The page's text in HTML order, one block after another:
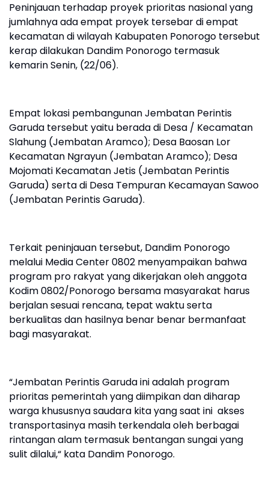
Peninjauan terhadap proyek prioritas nasional yang
jumlahnya ada empat proyek tersebar di empat
kecamatan di wilayah Kabupaten Ponorogo tersebut
kerap dilakukan Dandim Ponorogo termasuk
kemarin Senin, (22/06).
Empat lokasi pembangunan Jembatan Perintis
Garuda tersebut yaitu berada di Desa / Kecamatan
Slahung (Jembatan Aramco); Desa Baosan Lor
Kecamatan Ngrayun (Jembatan Aramco); Desa
Mojomati Kecamatan Jetis (Jembatan Perintis
Garuda) serta di Desa Tempuran Kecamayan Sawoo
(Jembatan Perintis Garuda).
Terkait peninjauan tersebut, Dandim Ponorogo
melalui Media Center 0802 menyampaikan bahwa
program pro rakyat yang dikerjakan oleh anggota
Kodim 0802/Ponorogo bersama masyarakat harus
berjalan sesuai rencana, tepat waktu serta
berkualitas dan hasilnya benar benar bermanfaat
bagi masyarakat.
“Jembatan Perintis Garuda ini adalah program
prioritas pemerintah yang diimpikan dan diharap
warga khususnya saudara kita yang saat ini akses
transportasinya masih terkendala oleh berbagai
rintangan alam termasuk bentangan sungai yang
sulit dilalui,“ kata Dandim Ponorogo.